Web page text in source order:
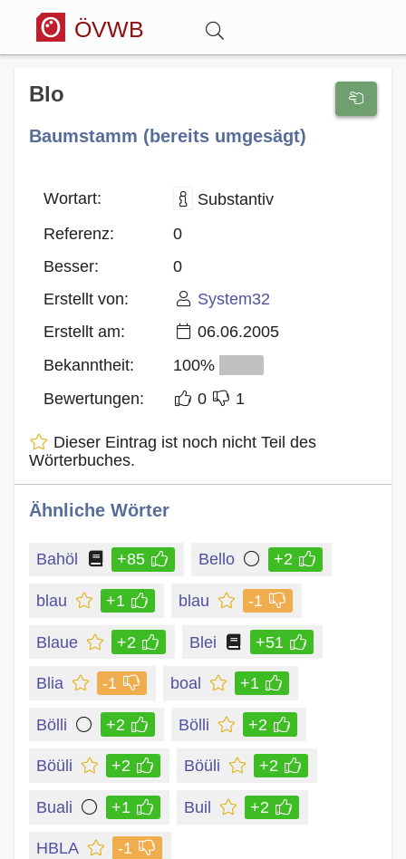
ÖVWB
Wörterbuch
Hitparade
Blog
Blo
Baumstamm (bereits umgesägt)
Wortart:
Substantiv
Referenz:
0
Besser:
0
Erstellt von:
System32
Erstellt am:
06.06.2005
Bekanntheit:
100%
Bewertungen:
0 1
Dieser Eintrag ist noch nicht Teil des
Wörterbuches.
Ähnliche Wörter
Bahöl +85 Bello +2
blau +1 blau -1
Blaue +2 Blei +51
Blia -1 boal +1
Bölli +2 Bölli +2
Böüli +2 Böüli +2
Buali +1 Buil +2
HBLA -1